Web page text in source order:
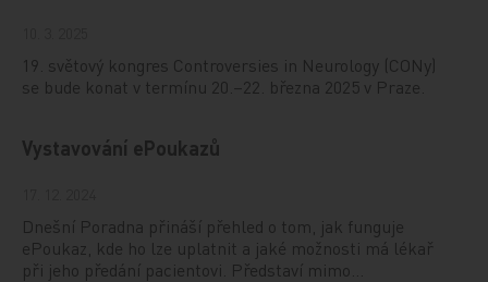
19. světový kongres Controversies in Neurology (CONy)
se bude konat v termínu 20.–22. března 2025 v Praze.
Vystavování ePoukazů
Dnešní Poradna přináší přehled o tom, jak funguje
ePoukaz, kde ho lze uplatnit a jaké možnosti má lékař
při jeho předání pacientovi. Představí mimo…